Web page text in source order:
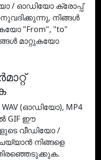
/ ഓഡിയോ ക്രോപ്പ്
നിങ്ങൾ
"From", "to"
മാറ്റുകയോ
(ഓഡിയോ), MP4
GIF ഈ
വീഡിയോ /
നിങ്ങളെ